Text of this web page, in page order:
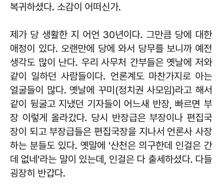
복귀하셨다. 소감이 어떠신가.
제가 당 생활한 지 어언 30년이다. 그만큼 당에 대한
애정이 있다. 오랜만에 당에 와서 당무를 보니까 예전
생각도 많이 난다. 우리 사무처 간부들은 옛날에 저와
같이 일하던 사람들이다. 언론계도 마찬가지로 아는
얼굴들이 많다. 옛날에 꾸미(정치권 사모임)라고 해서
같이 뒹굴고 지냈던 기자들이 어느새 반장, 빠르면 부
장 이렇게 올라갔다. 당시 반장급은 부장이나 편집국
장이 되고 부장급들은 편집국장을 지나서 언론사 사장
하는 분들도 있다. 옛말에 '산천은 의구한데 인걸은 간
데 없네'라는 말이 있는데, 인걸은 다 출세하셨다. 다들
굉장히 반갑다.